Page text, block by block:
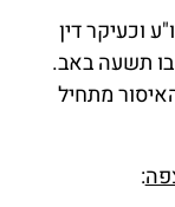
וכעיקר דין
תשעה באב.
מתחיל
: